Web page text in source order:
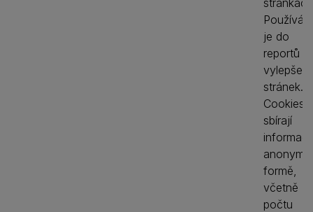
je do
reportů a
vylepšení
stránek.
Cookies
sbírají
anonymní
formě,
včetně
počtu